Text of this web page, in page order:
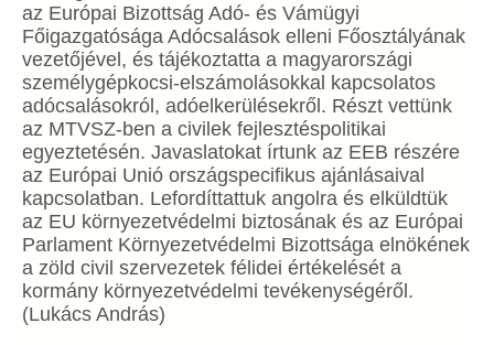
az Európai Bizottság Adó- és Vámügyi
Főigazgatósága Adócsalások elleni Főosztályának
vezetőjével, és tájékoztatta a magyarországi
személygépkocsi-elszámolásokkal kapcsolatos
adócsalásokról, adóelkerülésekről. Részt vettünk
az MTVSZ-ben a civilek fejlesztéspolitikai
egyeztetésén. Javaslatokat írtunk az EEB részére
az Európai Unió országspecifikus ajánlásaival
kapcsolatban. Lefordíttattuk angolra és elküldtük
az EU környezetvédelmi biztosának és az Európai
Parlament Környezetvédelmi Bizottsága elnökének
a zöld civil szervezetek félidei értékelését a
kormány környezetvédelmi tevékenységéről.
(Lukács András)